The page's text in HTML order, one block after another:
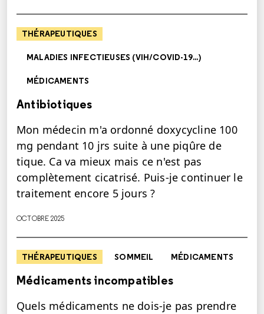
THÉRAPEUTIQUES
MALADIES INFECTIEUSES (VIH/COVID-19...)
MÉDICAMENTS
Antibiotiques
Mon médecin m'a ordonné doxycycline 100
mg pendant 10 jrs suite à une piqûre de
tique. Ca va mieux mais ce n'est pas
complètement cicatrisé. Puis-je continuer le
traitement encore 5 jours ?
OCTOBRE 2025
THÉRAPEUTIQUES SOMMEIL MÉDICAMENTS
Médicaments incompatibles
Quels médicaments ne dois-je pas prendre